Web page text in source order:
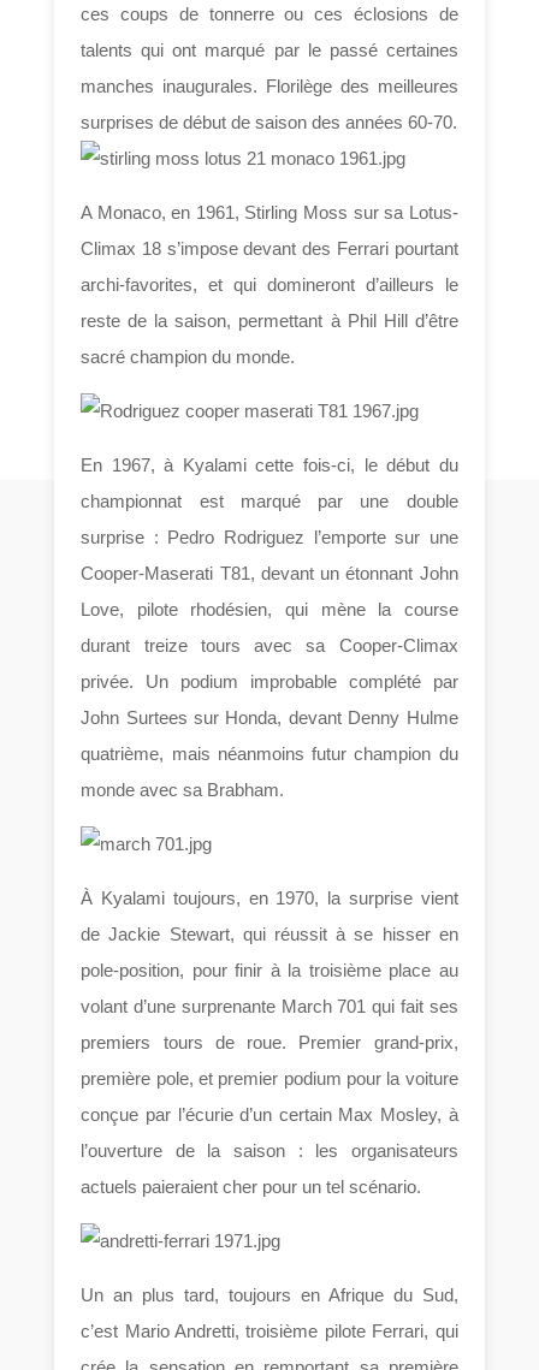
ces coups de tonnerre ou ces éclosions de
talents qui ont marqué par le passé certaines
manches inaugurales. Florilège des meilleures
surprises de début de saison des années 60-70.
A Monaco, en 1961, Stirling Moss sur sa Lotus-
Climax 18 s’impose devant des Ferrari pourtant
archi-favorites, et qui domineront d’ailleurs le
reste de la saison, permettant à Phil Hill d’être
sacré champion du monde.
En 1967, à Kyalami cette fois-ci, le début du
championnat est marqué par une double
surprise : Pedro Rodriguez l’emporte sur une
Cooper-Maserati T81, devant un étonnant John
Love, pilote rhodésien, qui mène la course
durant treize tours avec sa Cooper-Climax
privée. Un podium improbable complété par
John Surtees sur Honda, devant Denny Hulme
quatrième, mais néanmoins futur champion du
monde avec sa Brabham.
À Kyalami toujours, en 1970, la surprise vient
de Jackie Stewart, qui réussit à se hisser en
pole-position, pour finir à la troisième place au
volant d’une surprenante March 701 qui fait ses
premiers tours de roue. Premier grand-prix,
première pole, et premier podium pour la voiture
conçue par l’écurie d’un certain Max Mosley, à
l’ouverture de la saison : les organisateurs
actuels paieraient cher pour un tel scénario.
Un an plus tard, toujours en Afrique du Sud,
c’est Mario Andretti, troisième pilote Ferrari, qui